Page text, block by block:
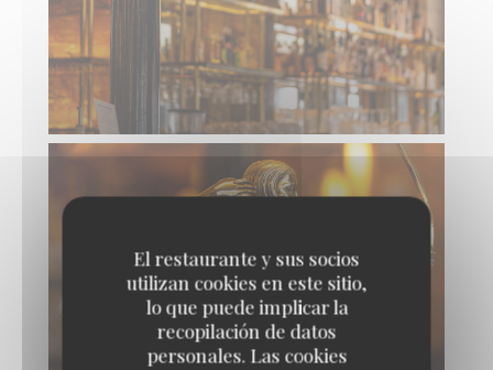
El restaurante y sus socios
utilizan cookies en este sitio,
lo que puede implicar la
recopilación de datos
personales. Las cookies